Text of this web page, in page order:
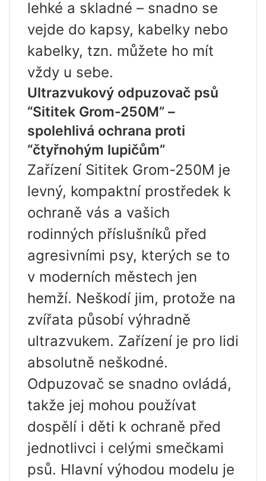
lehké a skladné – snadno se
vejde do kapsy, kabelky nebo
kabelky, tzn. můžete ho mít
vždy u sebe.
Ultrazvukový odpuzovač psů
“Sititek Grom-250M” –
spolehlivá ochrana proti
“čtyřnohým lupičům”
Zařízení Sititek Grom-250M je
levný, kompaktní prostředek k
ochraně vás a vašich
rodinných příslušníků před
agresivními psy, kterých se to
v moderních městech jen
hemží. Neškodí jim, protože na
zvířata působí výhradně
ultrazvukem. Zařízení je pro lidi
absolutně neškodné.
Odpuzovač se snadno ovládá,
takže jej mohou používat
dospělí i děti k ochraně před
jednotlivci i celými smečkami
psů. Hlavní výhodou modelu je